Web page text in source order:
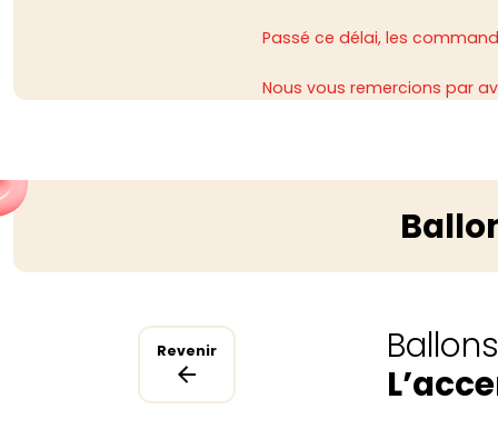
Passé ce délai, les
Nous vous remercions par
Revenir